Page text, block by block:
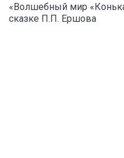
«Волшебный мир
сказке П.П. Ершова